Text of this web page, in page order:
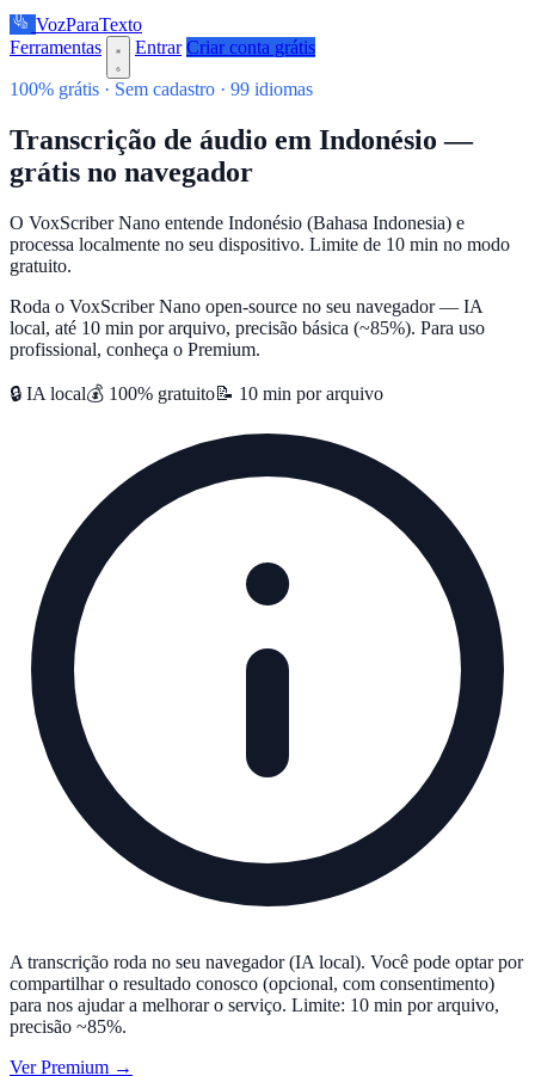
VozParaTexto
Ferramentas
Entrar Criar conta grátis
100% grátis · Sem cadastro · 99 idiomas
Transcrição de áudio em Indonésio —
grátis no navegador
O VoxScriber Nano entende Indonésio (Bahasa Indonesia) e
processa localmente no seu dispositivo. Limite de 10 min no modo
gratuito.
Roda o VoxScriber Nano open-source no seu navegador — IA
local, até 10 min por arquivo, precisão básica (~85%). Para uso
profissional, conheça o Premium.
🔒 IA local💰 100% gratuito📝 10 min por arquivo
A transcrição roda no seu navegador (IA local). Você pode optar por
compartilhar o resultado conosco (opcional, com consentimento)
para nos ajudar a melhorar o serviço. Limite: 10 min por arquivo,
precisão ~85%.
Ver Premium →